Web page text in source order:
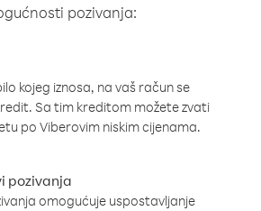
pozivanja:
kojeg iznosa, na vaš račun se
Sa tim kreditom možete zvati
po Viberovim niskim cijenama.
pozivanja
omogućuje uspostavljanje